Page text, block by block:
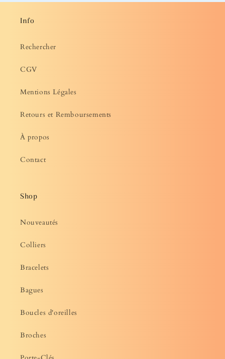
Info
Rechercher
CGV
Mentions Légales
Retours et Remboursements
À propos
Contact
Shop
Nouveautés
Colliers
Bracelets
Bagues
Boucles d'oreilles
Broches